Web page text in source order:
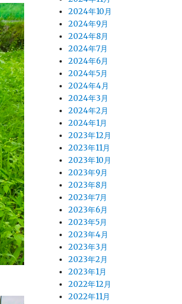
2024年10月
2024年9月
2024年8月
2024年7月
2024年6月
2024年5月
2024年4月
2024年3月
2024年2月
2024年1月
2023年12月
2023年11月
2023年10月
2023年9月
2023年8月
2023年7月
2023年6月
2023年5月
2023年4月
2023年3月
2023年2月
2023年1月
2022年12月
2022年11月